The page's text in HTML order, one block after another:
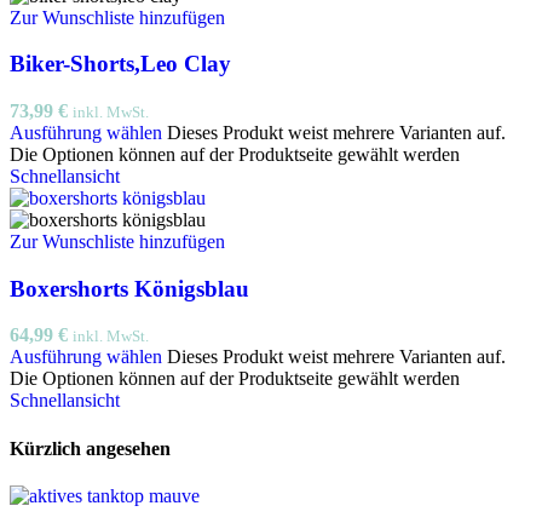
Zur Wunschliste hinzufügen
Biker-Shorts,Leo Clay
73,99 € inkl. MwSt.
Ausführung wählen Dieses Produkt weist mehrere Varianten auf.
Die Optionen können auf der Produktseite gewählt werden
Schnellansicht
Zur Wunschliste hinzufügen
Boxershorts Königsblau
64,99 € inkl. MwSt.
Ausführung wählen Dieses Produkt weist mehrere Varianten auf.
Die Optionen können auf der Produktseite gewählt werden
Schnellansicht
Kürzlich angesehen